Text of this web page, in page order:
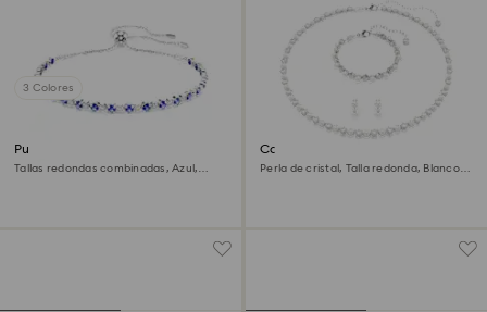
3 Colores
Pulsera Tennis Matrix
Tallas redondas combinadas, Azul,
Conjunto Matrix
Perla de cristal, Talla redonda, Blanco,